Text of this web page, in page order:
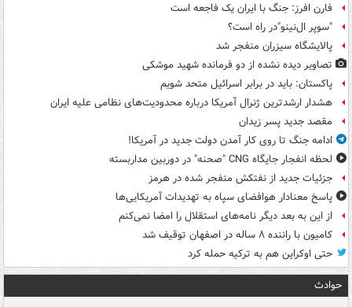
فارن افرز: جنگ با ایران یک فاجعه است
"سوپر ال‌نینو"در راه است؟
پالایشگاه سیزران منفجر شد
تصاویر دیده‌ نشده از دو فرمانده شهید موشکی
پاکستان: باید در برابر اسرائیل متحد شویم
هشدار ارشدترین ژنرال آمریکا درباره محدودیت‌های نظامی علیه ایران
مقصد جدید پسر زیدان
ادامه جنگ تا روی کار آمدن دولت جدید در آمریکا!
لحظه انفجار جایگاه CNG "صحنه" در دوربین مداربسته
جزئیات جدید از نفتکش منفجر شده در هرمز
پاسخ معنادار هوافضای سپاه به تهدیدات آمریکایی‌ها
از این به بعد دیگر نامه‌های استقلال را امضا نمی‌کنم
کامیون با راننده ۸ ساله در اصفهان توقیف شد
حتی اوکراین هم به ترکیه حمله کرد
حوادث